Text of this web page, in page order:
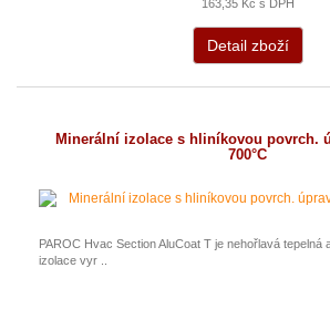
163,35 Kč s DPH
Detail zboží
Minerální izolace s hliníkovou povrch.
700°C
PAROC Hvac Section AluCoat T je nehořlavá tepelná
izolace vyr ..